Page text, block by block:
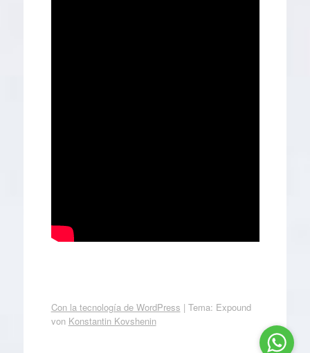
Con la tecnología de WordPress | Tema: Expound
von Konstantin Kovshenin